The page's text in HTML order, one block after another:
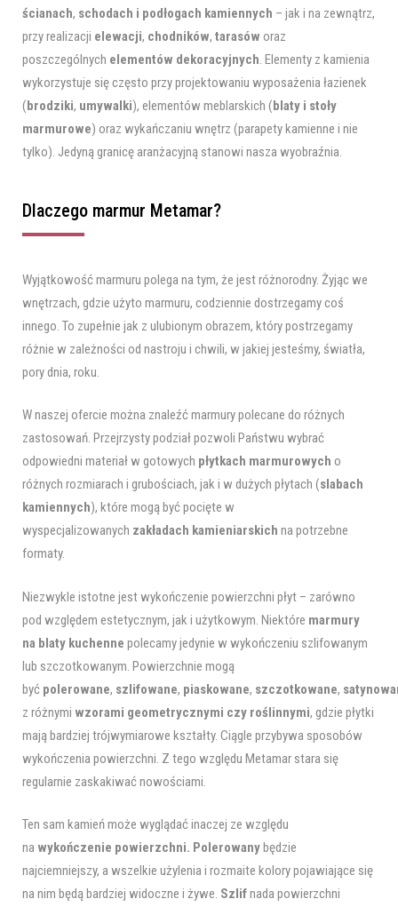
ścianach, schodach i podłogach kamiennych – jak i na zewnątrz,
przy realizacji elewacji, chodników, tarasów oraz
poszczególnych elementów dekoracyjnych. Elementy z kamienia
wykorzystuje się często przy projektowaniu wyposażenia łazienek
( brodziki, umywalki), elementów meblarskich ( blaty i stoły
marmurowe) oraz wykańczaniu wnętrz (parapety kamienne i nie
tylko). Jedyną granicę aranżacyjną stanowi nasza wyobraźnia.
Dlaczego marmur Metamar?
Wyjątkowość marmuru polega na tym, że jest różnorodny. Żyjąc we
wnętrzach, gdzie użyto marmuru, codziennie dostrzegamy coś
innego. To zupełnie jak z ulubionym obrazem, który postrzegamy
różnie w zależności od nastroju i chwili, w jakiej jesteśmy, światła,
pory dnia, roku.
W naszej ofercie można znaleźć marmury polecane do różnych
zastosowań. Przejrzysty podział pozwoli Państwu wybrać
odpowiedni materiał w gotowych płytkach marmurowych o
różnych rozmiarach i grubościach, jak i w dużych płytach (slabach
kamiennych), które mogą być pocięte w
wyspecjalizowanych zakładach kamieniarskich na potrzebne
formaty.
Niezwykle istotne jest wykończenie powierzchni płyt – zarówno
pod względem estetycznym, jak i użytkowym. Niektóre marmury
na blaty kuchenne polecamy jedynie w wykończeniu szlifowanym
lub szczotkowanym. Powierzchnie mogą
być polerowane, szlifowane, piaskowane, szczotkowane,
z różnymi wzorami geometrycznymi czy roślinnymi, gdzie płytki
mają bardziej trójwymiarowe kształty. Ciągle przybywa sposobów
wykończenia powierzchni. Z tego względu Metamar stara się
regularnie zaskakiwać nowościami.
Ten sam kamień może wyglądać inaczej ze względu
na wykończenie powierzchni. Polerowany będzie
najciemniejszy, a wszelkie użylenia i rozmaite kolory pojawiające się
na nim będą bardziej widoczne i żywe. Szlifnada powierzchni